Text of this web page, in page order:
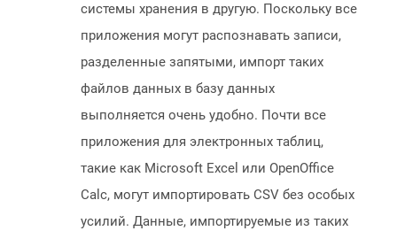
системы хранения в другую. Поскольку все
приложения могут распознавать записи,
разделенные запятыми, импорт таких
файлов данных в базу данных
выполняется очень удобно. Почти все
приложения для электронных таблиц,
такие как Microsoft Excel или OpenOffice
Calc, могут импортировать CSV без особых
усилий. Данные, импортируемые из таких